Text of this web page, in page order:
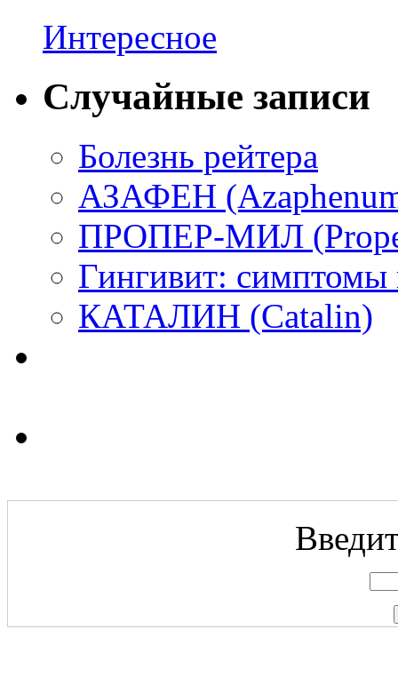
Интересное
Случайные записи
Болезнь рейтера
АЗАФЕН
ПРОПЕР-МИЛ
Гингивит: симптомы
КАТАЛИН (Catalin)